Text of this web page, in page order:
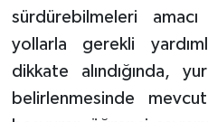
sürdürebilmeleri
yollarla gerekli
dikkate alındığında,
belirlenmesinde